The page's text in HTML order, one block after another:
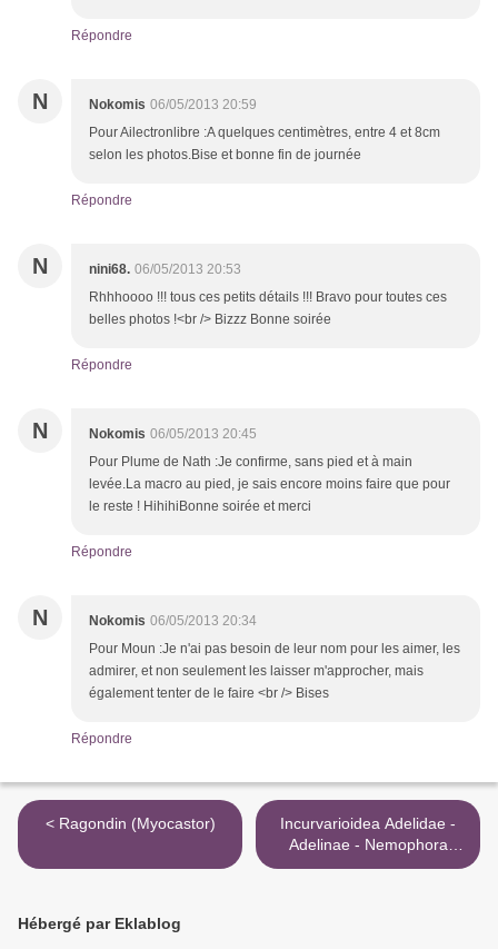
Répondre
N Nokomis 06/05/2013 20:59
Pour Ailectronlibre :A quelques centimètres, entre 4 et 8cm
selon les photos.Bise et bonne fin de journée
Répondre
N nini68. 06/05/2013 20:53
Rhhhoooo !!! tous ces petits détails !!! Bravo pour toutes ces
belles photos !<br /> Bizzz Bonne soirée
Répondre
N Nokomis 06/05/2013 20:45
Pour Plume de Nath :Je confirme, sans pied et à main
levée.La macro au pied, je sais encore moins faire que pour
le reste ! HihihiBonne soirée et merci
Répondre
N Nokomis 06/05/2013 20:34
Pour Moun :Je n'ai pas besoin de leur nom pour les aimer, les
admirer, et non seulement les laisser m'approcher, mais
également tenter de le faire <br /> Bises
Répondre
< Ragondin (Myocastor)
Incurvarioidea Adelidae -
Adelinae - Nemophora
degeerella (Coquille d'or) >
Hébergé par Eklablog